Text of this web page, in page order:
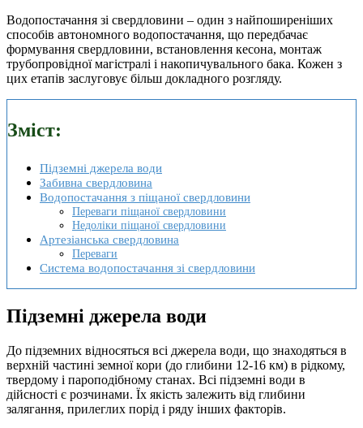
Водопостачання зі свердловини – один з найпоширеніших
способів автономного водопостачання, що передбачає
формування свердловини, встановлення кесона, монтаж
трубопровідної магістралі і накопичувального бака. Кожен з
цих етапів заслуговує більш докладного розгляду.
Зміст:
Підземні джерела води
Забивна свердловина
Водопостачання з піщаної свердловини
Переваги піщаної свердловини
Недоліки піщаної свердловини
Артезіанська свердловина
Переваги
Система водопостачання зі свердловини
Підземні джерела води
До підземних відносяться всі джерела води, що знаходяться в
верхній частині земної кори (до глибини 12-16 км) в рідкому,
твердому і пароподібному станах. Всі підземні води в
дійсності є розчинами. Їх якість залежить від глибини
залягання, прилеглих порід і ряду інших факторів.